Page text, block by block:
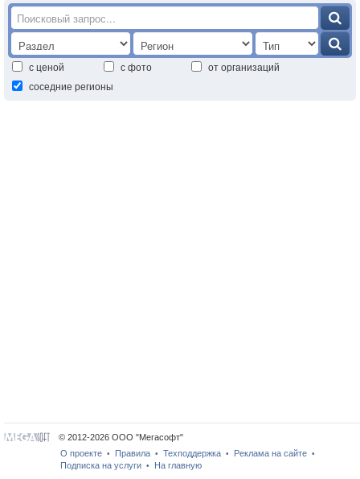
с ценой с фото
от организаций
соседние регионы
© 2012-2026 ООО "Мегасофт"
О проекте • Правила • Техподдержка • Реклама на сайте •
Подписка на услуги • На главную